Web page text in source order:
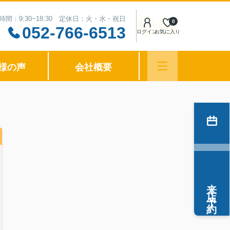
間：9:30~18:30 定休日：火・水・祝日
052-766-6513 ログインお気に入り
0
の声 会社概要
来店予約